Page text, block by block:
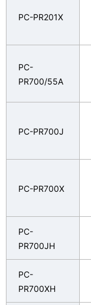
PC-PR201X
PC-
PR700/55A
PC-PR700J
PC-PR700X
PC-
PR700JH
PC-
PR700XH